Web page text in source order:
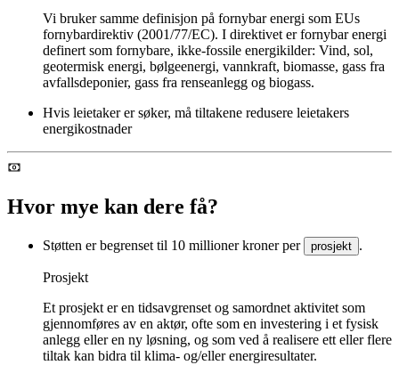
Vi bruker samme definisjon på fornybar energi som EUs
fornybardirektiv (2001/77/EC). I direktivet er fornybar energi
definert som fornybare, ikke-fossile energikilder: Vind, sol,
geotermisk energi, bølgeenergi, vannkraft, biomasse, gass fra
avfallsdeponier, gass fra renseanlegg og biogass.
Hvis leietaker er søker, må tiltakene redusere leietakers
energikostnader
Hvor mye kan dere få?
Støtten er begrenset til 10 millioner kroner per prosjekt .
Prosjekt
Et prosjekt er en tidsavgrenset og samordnet aktivitet som
gjennomføres av en aktør, ofte som en investering i et fysisk
anlegg eller en ny løsning, og som ved å realisere ett eller flere
tiltak kan bidra til klima- og/eller energiresultater.